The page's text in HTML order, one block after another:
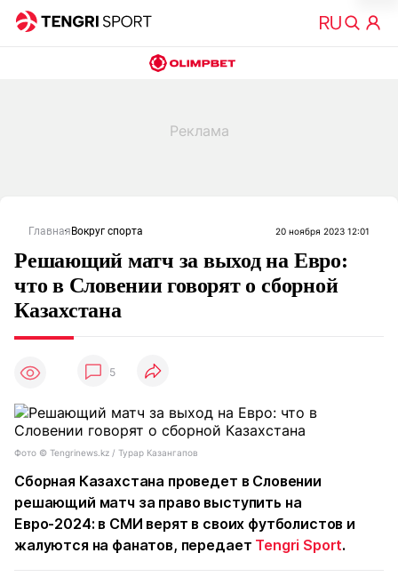
Главная Вокруг спорта 20 ноября 2023 12:01
Решающий матч за выход на Евро:
что в Словении говорят о сборной
Казахстана
5
Фото ©️ Tengrinews.kz / Турар Казангапов
Сборная Казахстана проведет в Словении
решающий матч за право выступить на
Евро-2024: в СМИ верят в своих футболистов и
жалуются на фанатов, передает Tengri Sport.